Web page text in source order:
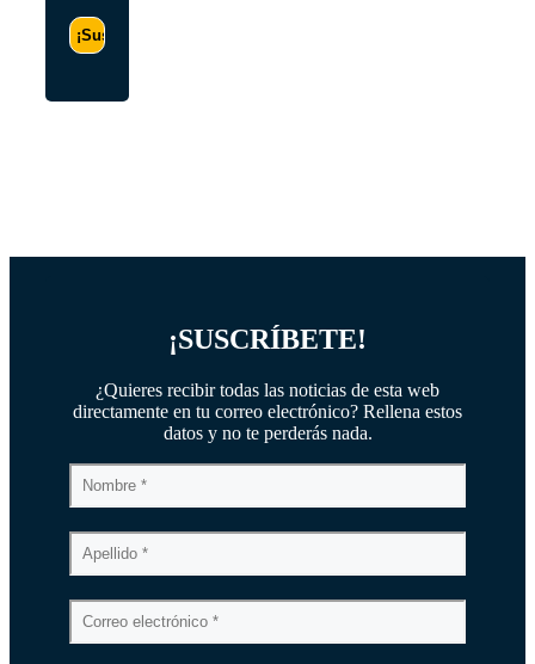
¡SUSCRÍBETE!
¿Quieres recibir todas las noticias de esta web
directamente en tu correo electrónico? Rellena estos
datos y no te perderás nada.